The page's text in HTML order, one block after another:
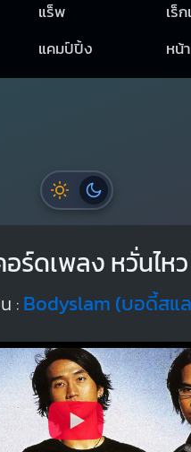
แร็พ
เร็
แคมป์ปิ้ง หน้
ร์ดเพลง หวั่นไหว
: Bodyslam (บอดี้สแ